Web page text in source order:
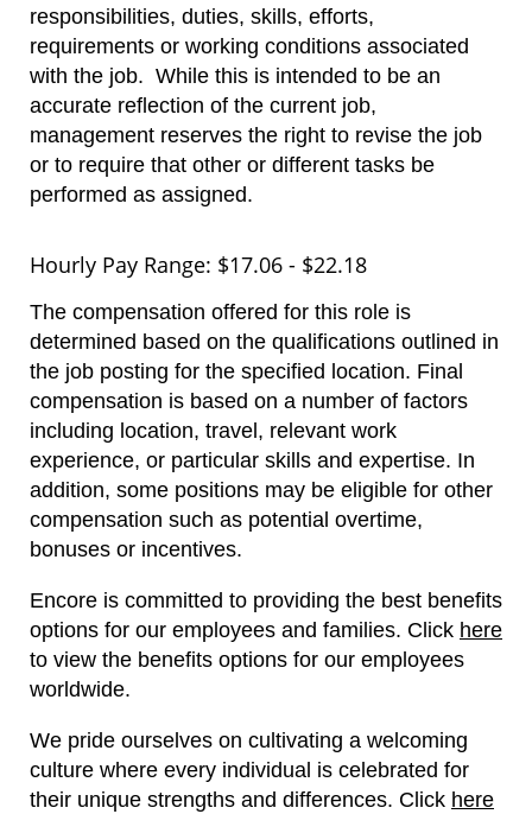
responsibilities, duties, skills, efforts,
requirements or working conditions associated
with the job. While this is intended to be an
accurate reflection of the current job,
management reserves the right to revise the job
or to require that other or different tasks be
performed as assigned.
Hourly Pay Range: $17.06 - $22.18
The compensation offered for this role is
determined based on the qualifications outlined in
the job posting for the specified location. Final
compensation is based on a number of factors
including location, travel, relevant work
experience, or particular skills and expertise. In
addition, some positions may be eligible for other
compensation such as potential overtime,
bonuses or incentives.
Encore is committed to providing the best benefits
options for our employees and families. Click here
to view the benefits options for our employees
worldwide.
We pride ourselves on cultivating a welcoming
culture where every individual is celebrated for
their unique strengths and differences. Click here